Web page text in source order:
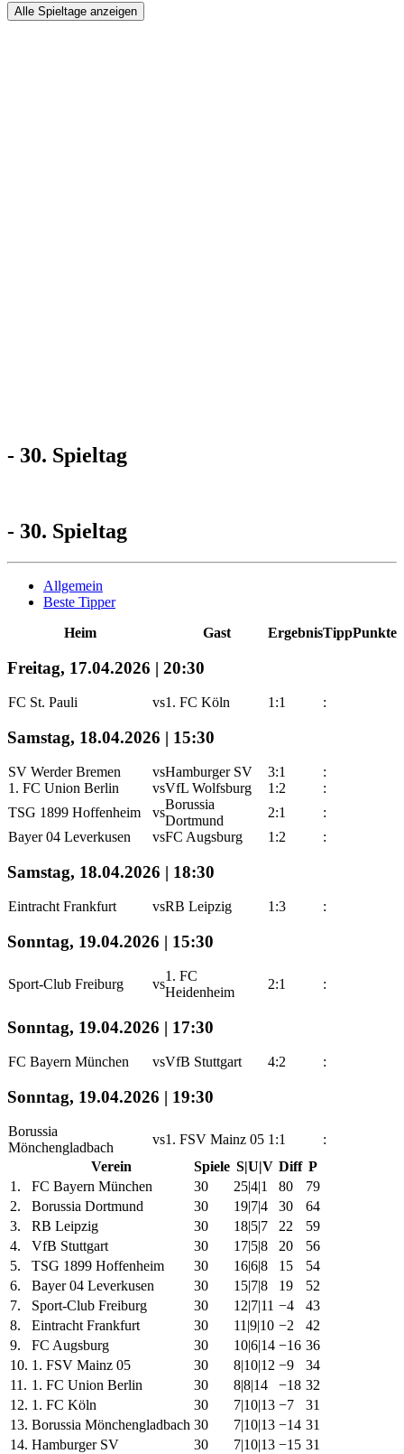
Alle Spieltage anzeigen
- 30. Spieltag
- 30. Spieltag
Allgemein
Beste Tipper
Heim
Gast ErgebnisTippPunkte
Freitag, 17.04.2026 | 20:30
FC St. Pauli vs1. FC Köln 1:1 :
Samstag, 18.04.2026 | 15:30
SV Werder Bremen vsHamburger SV 3:1
:
1. FC Union Berlin
vsVfL Wolfsburg 1:2
:
TSG 1899 Hoffenheim
vs
Borussia
Dortmund
2:1
:
Bayer 04 Leverkusen
vsFC Augsburg 1:2 :
Samstag, 18.04.2026 | 18:30
Eintracht Frankfurt vsRB Leipzig 1:3 :
Sonntag, 19.04.2026 | 15:30
Sport-Club Freiburg vs
1. FC
Heidenheim
2:1 :
Sonntag, 19.04.2026 | 17:30
FC Bayern München vsVfB Stuttgart 4:2 :
Sonntag, 19.04.2026 | 19:30
Borussia
Mönchengladbach
vs1. FSV Mainz 05 1:1
:
Verein
Spiele S|U|V Diff P
1.
FC Bayern München 30 25|4|1 80
79
2.
Borussia Dortmund 30 19|7|4 30
64
3.
RB Leipzig 30 18|5|7 22
59
4.
VfB Stuttgart 30 17|5|8 20
56
5.
TSG 1899 Hoffenheim 30 16|6|8 15
54
6.
Bayer 04 Leverkusen 30 15|7|8 19
52
7.
Sport-Club Freiburg 30 12|7|11 −4
43
8.
Eintracht Frankfurt 30 11|9|10 −2
42
9.
FC Augsburg 30 10|6|14 −16 36
10. 1. FSV Mainz 05 30 8|10|12 −9
34
11. 1. FC Union Berlin 30 8|8|14 −18 32
12. 1. FC Köln 30 7|10|13 −7
31
13. Borussia Mönchengladbach 30 7|10|13 −14 31
14. Hamburger SV 30 7|10|13 −15 31